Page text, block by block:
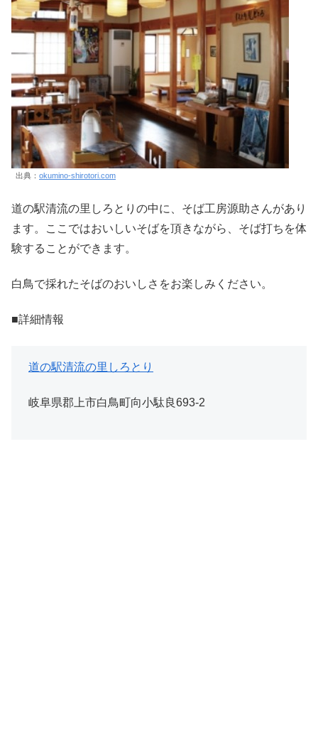
出典： okumino-shirotori.com
道の駅清流の里しろとりの中に、そば工房源助さんがあり
ます。ここではおいしいそばを頂きながら、そば打ちを体
験することができます。
白鳥で採れたそばのおいしさをお楽しみください。
■詳細情報
道の駅清流の里しろとり
岐阜県郡上市白鳥町向小駄良693-2